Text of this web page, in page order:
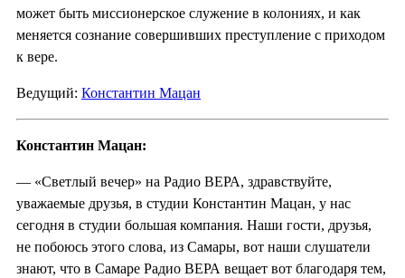
может быть миссионерское служение в колониях, и как
меняется сознание совершивших преступление с приходом
к вере.
Ведущий: Константин Мацан
Константин Мацан:
— «Светлый вечер» на Радио ВЕРА, здравствуйте,
уважаемые друзья, в студии Константин Мацан, у нас
сегодня в студии большая компания. Наши гости, друзья,
не побоюсь этого слова, из Самары, вот наши слушатели
знают, что в Самаре Радио ВЕРА вещает вот благодаря тем,